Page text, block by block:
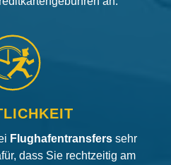
Flughafentransfers sehr
dass Sie rechtzeitig am